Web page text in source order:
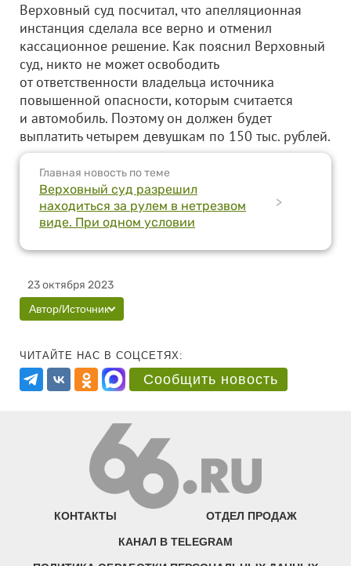
Верховный суд посчитал, что апелляционная
инстанция сделала все верно и отменил
кассационное решение. Как пояснил Верховный
суд, никто не может освободить
от ответственности владельца источника
повышенной опасности, которым считается
и автомобиль. Поэтому он должен будет
выплатить четырем девушкам по 150 тыс. рублей.
Главная новость по теме
Верховный суд разрешил
находиться за рулем в нетрезвом
виде. При одном условии
>
23 октября 2023
Автор/Источник
ЧИТАЙТЕ НАС В СОЦСЕТЯХ:
Сообщить новость
КОНТАКТЫ ОТДЕЛ ПРОДАЖ
КАНАЛ В TELEGRAM